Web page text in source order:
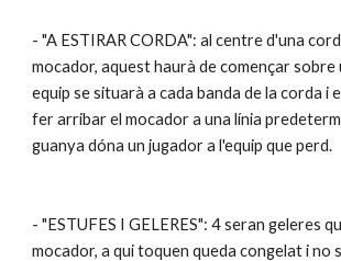
- "A ESTIRAR CORDA": al centre d'una
mocador, aquest haurà de començar sobre
equip se situarà a cada banda de la corda i
fer arribar el mocador a una línia
guanya dóna un jugador a l'equip que perd.
- "ESTUFES I GELERES": 4 seran geleres
mocador, a qui toquen queda congelat i no